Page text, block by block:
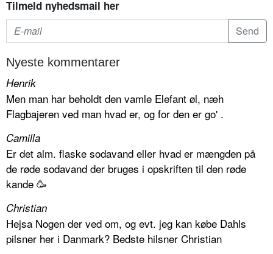
Tilmeld nyhedsmail her
Nyeste kommentarer
Henrik
Men man har beholdt den vamle Elefant øl, næh
Flagbajeren ved man hvad er, og for den er go' .
Camilla
Er det alm. flaske sodavand eller hvad er mængden på
de røde sodavand der bruges i opskriften til den røde
kande 🥳
Christian
Hejsa Nogen der ved om, og evt. jeg kan købe Dahls
pilsner her i Danmark? Bedste hilsner Christian